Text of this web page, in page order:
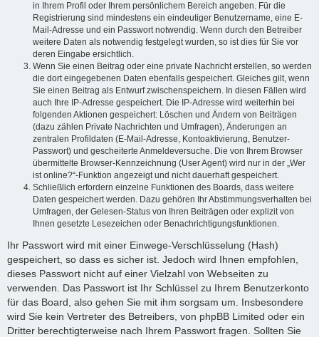
in Ihrem Profil oder Ihrem persönlichem Bereich angeben. Für die
Registrierung sind mindestens ein eindeutiger Benutzername, eine E-
Mail-Adresse und ein Passwort notwendig. Wenn durch den Betreiber
weitere Daten als notwendig festgelegt wurden, so ist dies für Sie vor
deren Eingabe ersichtlich.
Wenn Sie einen Beitrag oder eine private Nachricht erstellen, so werden
die dort eingegebenen Daten ebenfalls gespeichert. Gleiches gilt, wenn
Sie einen Beitrag als Entwurf zwischenspeichern. In diesen Fällen wird
auch Ihre IP-Adresse gespeichert. Die IP-Adresse wird weiterhin bei
folgenden Aktionen gespeichert: Löschen und Ändern von Beiträgen
(dazu zählen Private Nachrichten und Umfragen), Änderungen an
zentralen Profildaten (E-Mail-Adresse, Kontoaktivierung, Benutzer-
Passwort) und gescheiterte Anmeldeversuche. Die von Ihrem Browser
übermittelte Browser-Kennzeichnung (User Agent) wird nur in der „Wer
ist online?“-Funktion angezeigt und nicht dauerhaft gespeichert.
Schließlich erfordern einzelne Funktionen des Boards, dass weitere
Daten gespeichert werden. Dazu gehören Ihr Abstimmungsverhalten bei
Umfragen, der Gelesen-Status von Ihren Beiträgen oder explizit von
Ihnen gesetzte Lesezeichen oder Benachrichtigungsfunktionen.
Ihr Passwort wird mit einer Einwege-Verschlüsselung (Hash)
gespeichert, so dass es sicher ist. Jedoch wird Ihnen empfohlen,
dieses Passwort nicht auf einer Vielzahl von Webseiten zu
verwenden. Das Passwort ist Ihr Schlüssel zu Ihrem Benutzerkonto
für das Board, also gehen Sie mit ihm sorgsam um. Insbesondere
wird Sie kein Vertreter des Betreibers, von phpBB Limited oder ein
Dritter berechtigterweise nach Ihrem Passwort fragen. Sollten Sie